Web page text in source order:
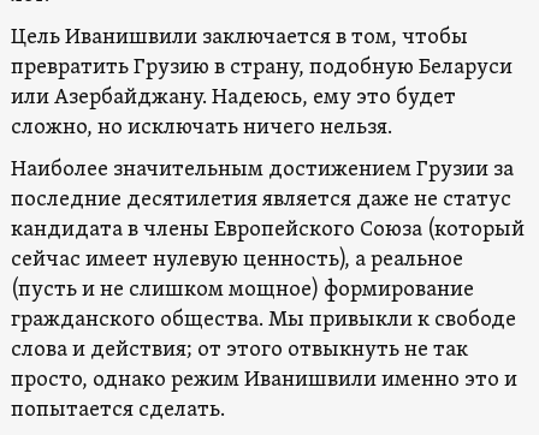
Цель Иванишвили заключается в том, чтобы
превратить Грузию в страну, подобную Беларуси
или Азербайджану. Надеюсь, ему это будет
сложно, но исключать ничего нельзя.
Наиболее значительным достижением Грузии за
последние десятилетия является даже не статус
кандидата в члены Европейского Союза (который
сейчас имеет нулевую ценность), а реальное
(пусть и не слишком мощное) формирование
гражданского общества. Мы привыкли к свободе
слова и действия; от этого отвыкнуть не так
просто, однако режим Иванишвили именно это и
попытается сделать.